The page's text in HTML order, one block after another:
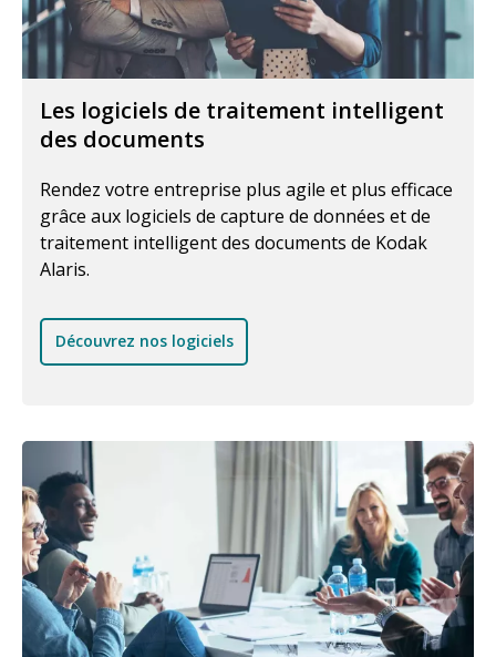
Les logiciels de traitement intelligent
des documents
Rendez votre entreprise plus agile et plus efficace
grâce aux logiciels de capture de données et de
traitement intelligent des documents de Kodak
Alaris.
Découvrez nos logiciels